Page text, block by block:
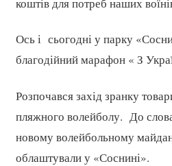
Ось і сьогодні у парку
благодійний марафон « З
Розпочався захід зранку
пляжного волейболу. До
новому волейбольному
облаштували у «Соснині».